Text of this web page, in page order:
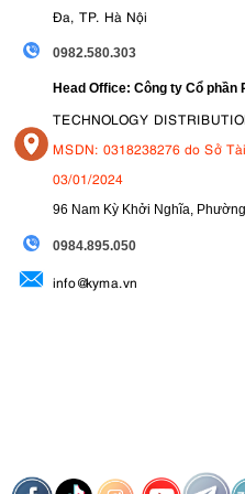
Đa, TP. Hà Nội
0982.580.303
Head Office: Công ty Cổ phần
TECHNOLOGY
MSDN: 0318238276 do Sở
03/01/2024
96 Nam Kỳ Khởi Nghĩa,
0984.895.050
info@kyma.vn